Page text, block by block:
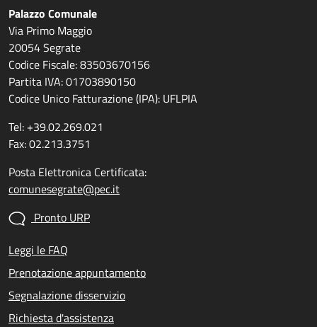
Palazzo Comunale
Via Primo Maggio
20054 Segrate
Codice Fiscale: 83503670156
Partita IVA: 01703890150
Codice Unico Fatturazione (IPA): UFLPIA
Tel: +39.02.269.021
Fax: 02.213.3751
Posta Elettronica Certificata:
comunesegrate@pec.it
Pronto URP
Leggi le FAQ
Prenotazione appuntamento
Segnalazione disservizio
Richiesta d'assistenza